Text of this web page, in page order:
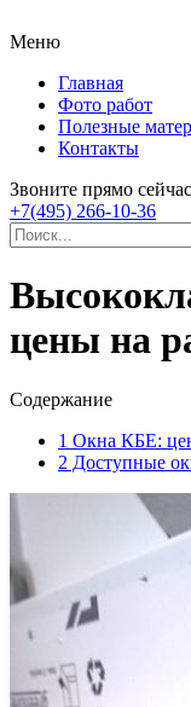
Меню
Главная
Фото работ
Полезные
Контакты
Звоните прямо сейчас
+7(495) 266-10-36
цены на
Содержание
1 Окна КБЕ:
2 Доступные